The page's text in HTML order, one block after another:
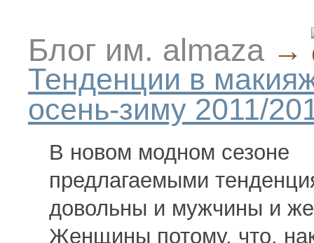
Блог им. almaza →
Тенденции в
осень-зиму 2011/
В новом модном сезоне
предлагаемыми
довольны и мужчины и
Женщины потому, что,